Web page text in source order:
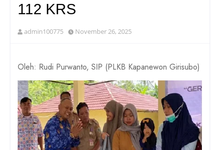
112 KRS
admin100775 November 26, 2025
Oleh: Rudi Purwanto, SIP (PLKB Kapanewon Girisubo)